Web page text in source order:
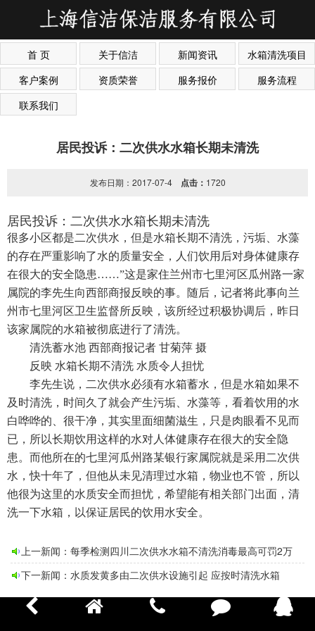
首 页 关于信洁 新闻资讯
水箱清洗项目
客户案例
资质荣誉 服务报价
服务流程
联系我们
居民投诉：二次供水水箱长期未清洗
发布日期：2017-07-4 点击： 1720
居民投诉：二次供水水箱长期未清洗
很多小区都是二次供水，但是水箱长期不清洗，污垢、水藻
的存在严重影响了水的质量安全，人们饮用后对身体健康存
在很大的安全隐患……”这是家住兰州市七里河区瓜州路一家
属院的李先生向西部商报反映的事。随后，记者将此事向兰
州市七里河区卫生监督所反映，该所经过积极协调后，昨日
该家属院的水箱被彻底进行了清洗。
清洗蓄水池 西部商报记者 甘菊萍 摄
反映 水箱长期不清洗 水质令人担忧
李先生说，二次供水必须有水箱蓄水，但是水箱如果不
及时清洗，时间久了就会产生污垢、水藻等，看着饮用的水
白哗哗的、很干净，其实里面细菌滋生，只是肉眼看不见而
已，所以长期饮用这样的水对人体健康存在很大的安全隐
患。而他所在的七里河瓜州路某银行家属院就是采用二次供
水，快十年了，但他从未见清理过水箱，物业也不管，所以
他很为这里的水质安全而担忧，希望能有相关部门出面，清
洗一下水箱，以保证居民的饮用水安全。
上一新闻： 每季检测四川二次供水水箱不清洗消毒最高可罚2万
下一新闻： 水质发黄多由二次供水设施引起 应按时清洗水箱